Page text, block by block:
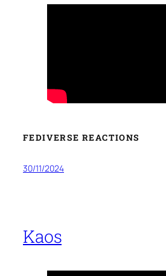
FEDIVERSE REACTIONS
30/11/2024
Kaos